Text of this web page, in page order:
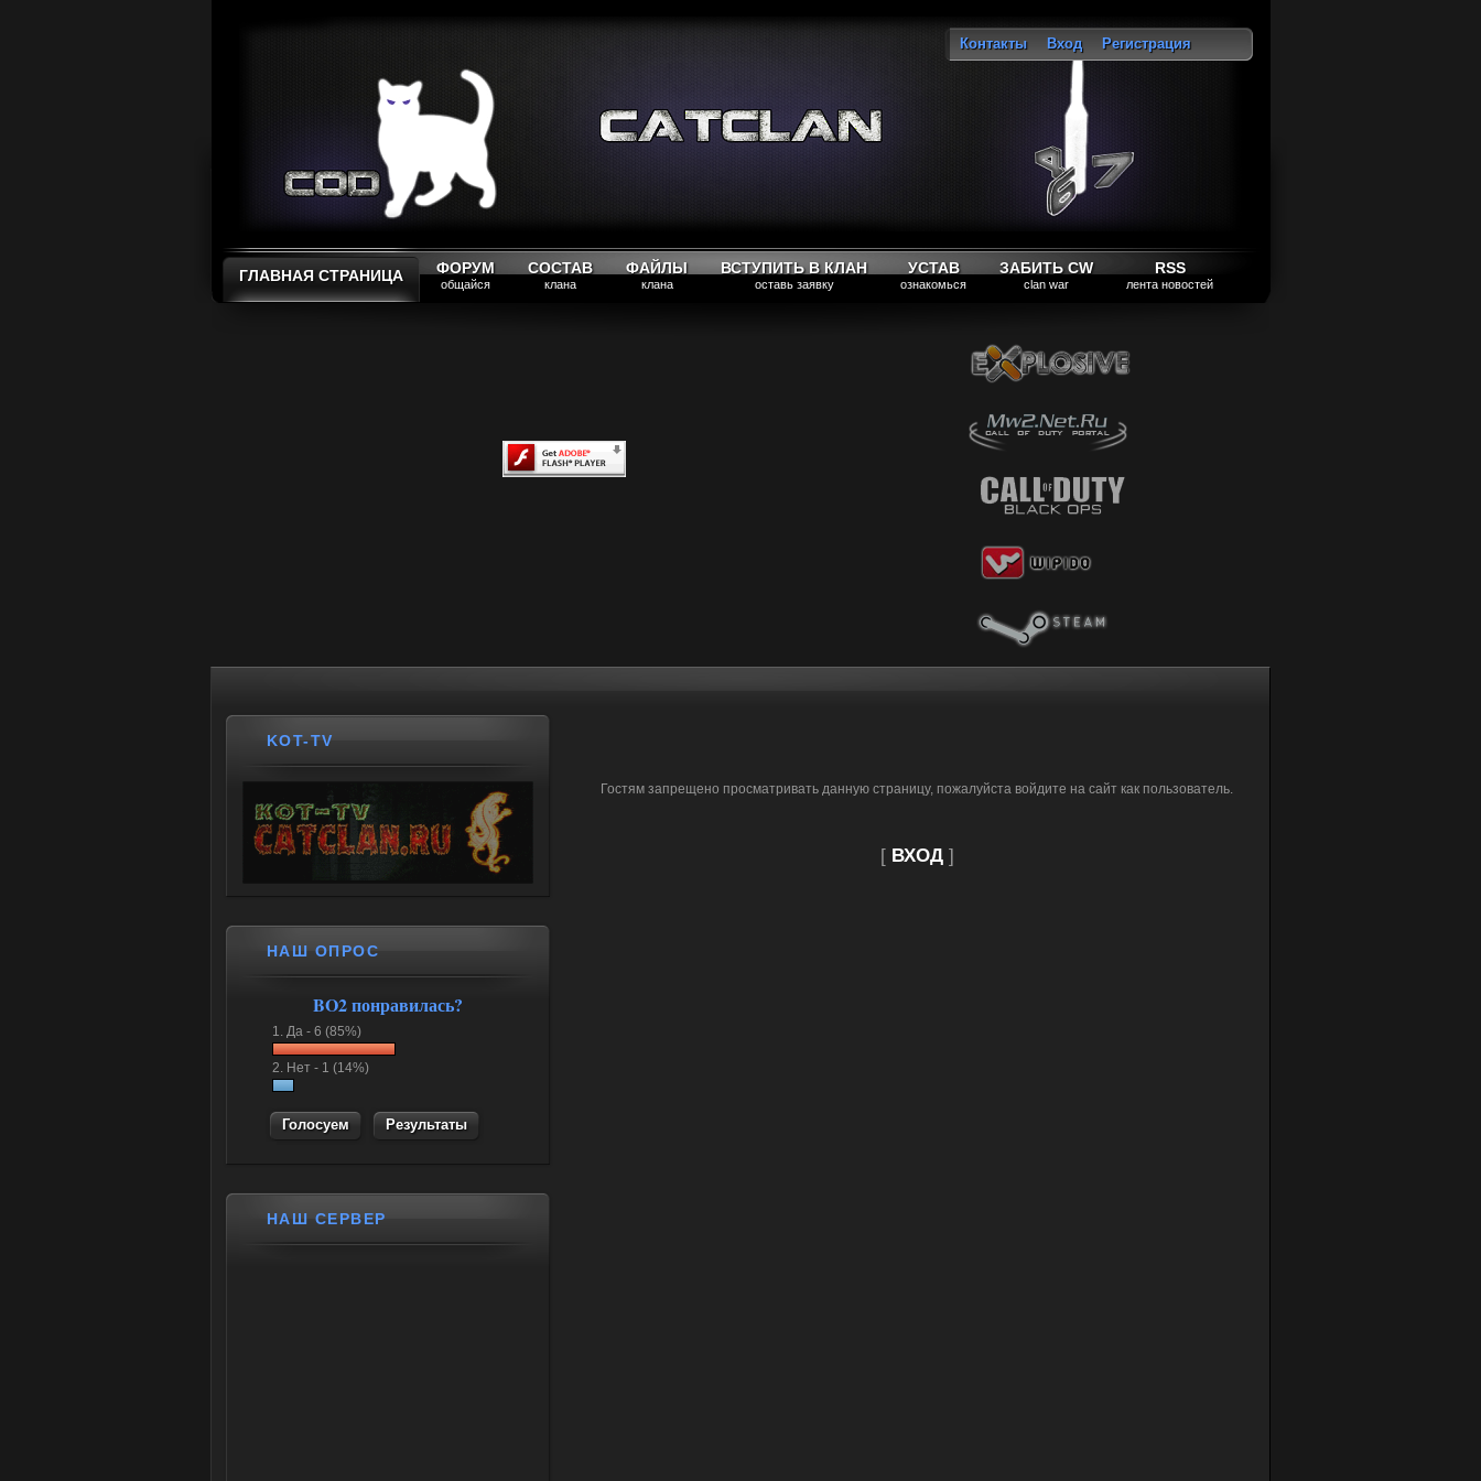
Контакты Вход
Регистрация
ГЛАВНАЯ СТРАНИЦА ФОРУМ
общайся
СОСТАВ
клана
ФАЙЛЫ
клана
ВСТУПИТЬ В КЛАН
оставь заявку
УСТАВ
ознакомься
ЗАБИТЬ CW
clan war
RSS
лента новостей
Гостям запрещено просматривать данную страницу, пожалуйста войдите на сайт как пользователь.
[ ВХОД]
KOT-TV
НАШ ОПРОС
BO2 понравилась?
1. Да - 6 (85%)
2. Нет - 1 (14%)
Результаты
НАШ СЕРВЕР